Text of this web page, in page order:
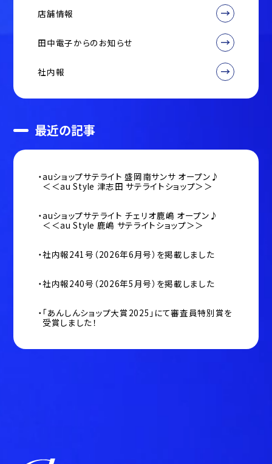
店舗情報
田中電子からのお知らせ
社内報
最近の記事
auショップサテライト 盛岡南サンサ オープン♪
＜＜au Style 津志田 サテライトショップ＞＞
auショップサテライト チェリオ鹿嶋 オープン♪
＜＜au Style 鹿嶋 サテライトショップ＞＞
社内報241号（2026年6月号）を掲載しました
社内報240号（2026年5月号）を掲載しました
「あんしんショップ大賞2025」にて審査員特別賞を
受賞しました！